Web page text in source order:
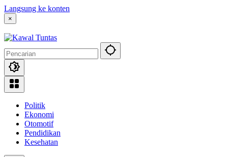
Langsung ke konten
×
Politik
Ekonomi
Otomotif
Pendidikan
Kesehatan